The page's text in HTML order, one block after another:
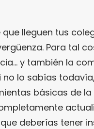
lleguen tus
Para tal
y también la
no lo sabías
básicas de
deberías tener